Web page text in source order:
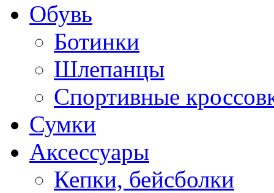
Обувь
Ботинки
Шлепанцы
Спортивные
Сумки
Аксессуары
Кепки, бейсболки